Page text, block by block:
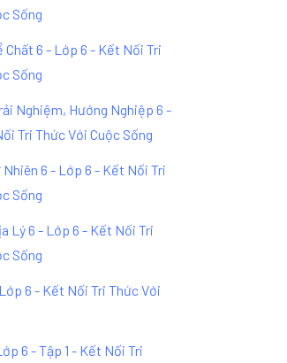
Sống
Chất 6 - Lớp 6 - Kết Nối Tri
Sống
Nghiệm, Hướng Nghiệp 6 -
Tri Thức Với Cuộc Sống
Nhiên 6 - Lớp 6 - Kết Nối Tri
Sống
Lý 6 - Lớp 6 - Kết Nối Tri
Sống
6 - Kết Nối Tri Thức Với
6 - Tập 1 - Kết Nối Tri